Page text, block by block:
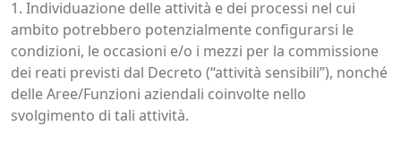
1. Individuazione delle attività e dei processi nel cui
ambito potrebbero potenzialmente configurarsi le
condizioni, le occasioni e/o i mezzi per la commissione
dei reati previsti dal Decreto (“attività sensibili”), nonché
delle Aree/Funzioni aziendali coinvolte nello
svolgimento di tali attività.